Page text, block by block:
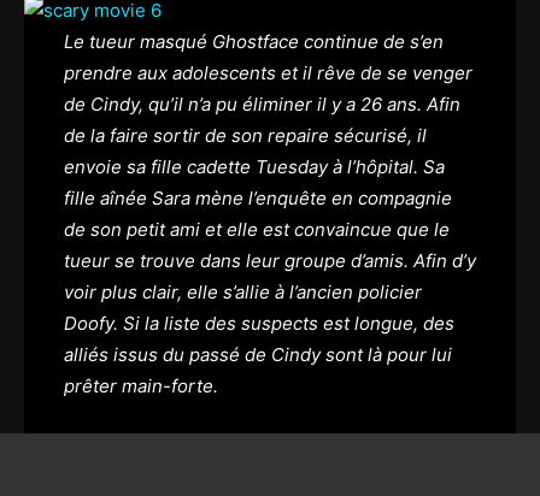
Le tueur masqué Ghostface continue de s’en
prendre aux adolescents et il rêve de se venger
de Cindy, qu’il n’a pu éliminer il y a 26 ans. Afin
de la faire sortir de son repaire sécurisé, il
envoie sa fille cadette Tuesday à l’hôpital. Sa
fille aînée Sara mène l’enquête en compagnie
de son petit ami et elle est convaincue que le
tueur se trouve dans leur groupe d’amis. Afin d’y
voir plus clair, elle s’allie à l’ancien policier
Doofy. Si la liste des suspects est longue, des
alliés issus du passé de Cindy sont là pour lui
prêter main-forte.